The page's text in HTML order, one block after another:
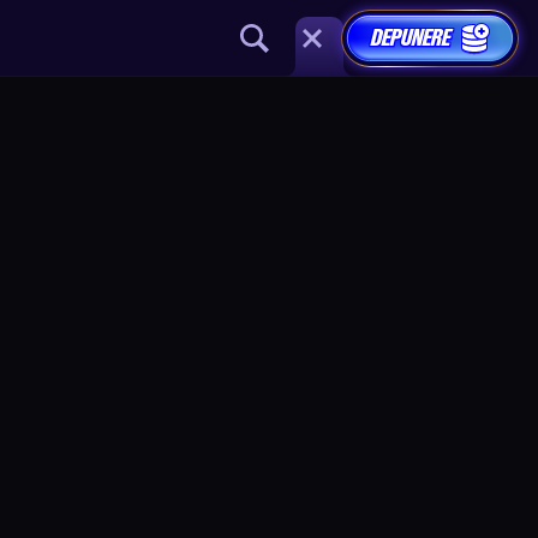
DEPUNERE